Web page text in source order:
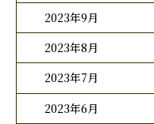
2023年9月
2023年8月
2023年7月
2023年6月